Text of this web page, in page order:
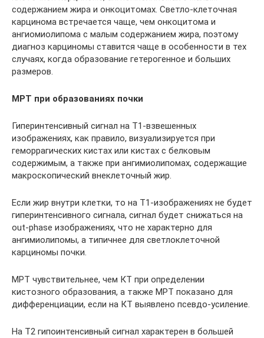
содержанием жира и онкоцитомах. Светло-клеточная
карцинома встречается чаще, чем онкоцитома и
ангиомиолипома с малым содержанием жира, поэтому
диагноз карциномы ставится чаще в особенности в тех
случаях, когда образование гетерогенное и больших
размеров.
МРТ при образованиях почки
Гиперинтенсивный сигнал на Т1-взвешенных
изображениях, как правило, визуализируется при
геморрагических кистах или кистах с белковым
содержимым, а также при ангимиолипомах, содержащие
макроскопический внеклеточный жир.
Если жир внутри клетки, то на Т1-изображениях не будет
гиперинтенсивного сигнала, сигнал будет снижаться на
out-phase изображениях, что не характерно для
ангимиолипомы, а типичнее для светлоклеточной
карциномы почки.
МРТ чувствительнее, чем КТ при определении
кистозного образования, а также МРТ показано для
дифференциации, если на КТ выявлено псевдо-усиление.
На Т2 гипоинтенсивный сигнал характерен в большей